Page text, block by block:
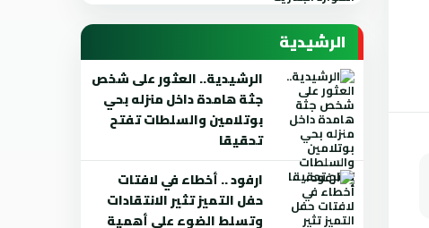
الرشيدية
الرشيدية.. العثور على شخص
جثة هامدة داخل منزله بحي
بوتلامين والسلطات تفتح
تحقيقا
ارفود .. أخطاء في لافتات
حفل التميز تثير الانتقادات
وتسلط الضوء على أهمية